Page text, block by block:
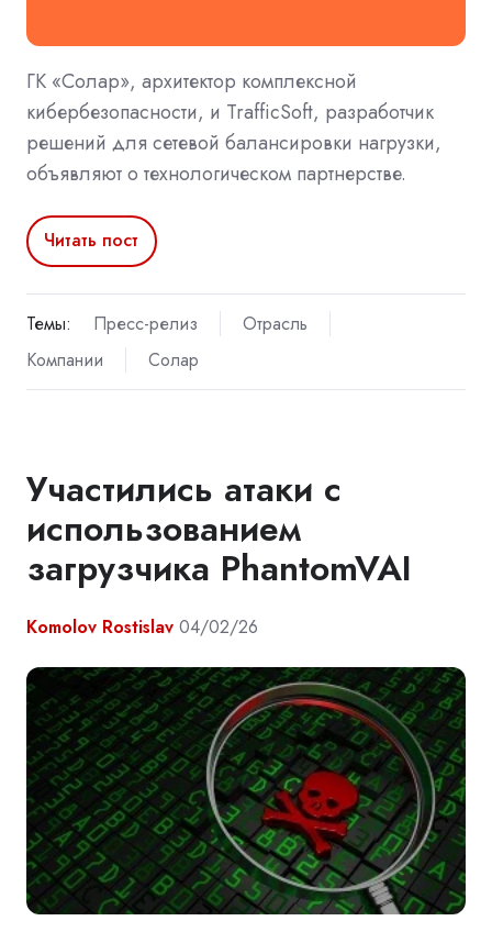
ГК «Солар», архитектор комплексной
кибербезопасности, и TrafficSoft, разработчик
решений для сетевой балансировки нагрузки,
объявляют о технологическом партнерстве.
Читать пост
Темы: Пресс-релиз
Отрасль
Компании
Солар
Участились атаки с
использованием
загрузчика PhantomVAI
Komolov Rostislav 04/02/26